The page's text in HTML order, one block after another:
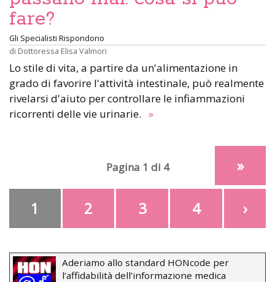
fare?
Gli Specialisti Rispondono
di Dottoressa Elisa Valmori
Lo stile di vita, a partire da un'alimentazione in
grado di favorire l'attività intestinale, può realmente
rivelarsi d'aiuto per controllare le infiammazioni
ricorrenti delle vie urinarie. »
Pagina 1 di 4
1 2 3 4 ›
»
Aderiamo allo standard HONcode per
l’affidabilità dell’informazione medica